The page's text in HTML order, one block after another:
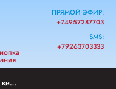
ПРЯМОЙ ЭФИР:
+74957287703
SMS:
+79263703333
Золотой час. О киноклассике